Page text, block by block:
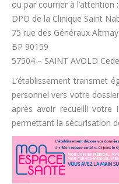
ou par courrier à l’attention :
DPO de la Clinique Saint
75 rue des Généraux
BP 90159
57504 – SAINT AVOLD
L’établissement transmet
personnel vers votre
après avoir recueilli votre
permettant la sécurisation